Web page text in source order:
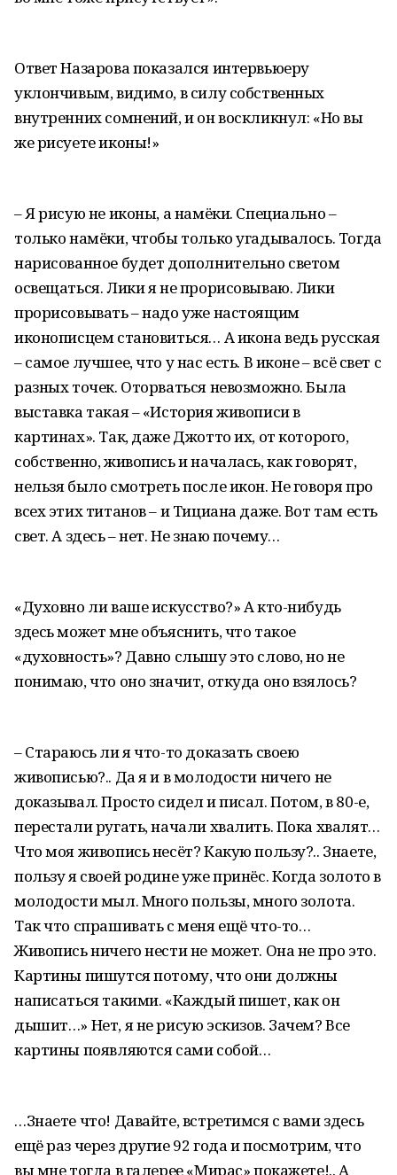
Ответ Назарова показался интервьюеру
уклончивым, видимо, в силу собственных
внутренних сомнений, и он воскликнул: «Но вы
же рисуете иконы!»
– Я рисую не иконы, а намёки. Специально –
только намёки, чтобы только угадывалось. Тогда
нарисованное будет дополнительно светом
освещаться. Лики я не прорисовываю. Лики
прорисовывать – надо уже настоящим
иконописцем становиться… А икона ведь русская
– самое лучшее, что у нас есть. В иконе – всё свет с
разных точек. Оторваться невозможно. Была
выставка такая – «История живописи в
картинах». Так, даже Джотто их, от которого,
собственно, живопись и началась, как говорят,
нельзя было смотреть после икон. Не говоря про
всех этих титанов – и Тициана даже. Вот там есть
свет. А здесь – нет. Не знаю почему…
«Духовно ли ваше искусство?» А кто-нибудь
здесь может мне объяснить, что такое
«духовность»? Давно слышу это слово, но не
понимаю, что оно значит, откуда оно взялось?
– Стараюсь ли я что-то доказать своею
живописью?.. Да я и в молодости ничего не
доказывал. Просто сидел и писал. Потом, в 80-е,
перестали ругать, начали хвалить. Пока хвалят…
Что моя живопись несёт? Какую пользу?.. Знаете,
пользу я своей родине уже принёс. Когда золото в
молодости мыл. Много пользы, много золота.
Так что спрашивать с меня ещё что-то…
Живопись ничего нести не может. Она не про это.
Картины пишутся потому, что они должны
написаться такими. «Каждый пишет, как он
дышит…» Нет, я не рисую эскизов. Зачем? Все
картины появляются сами собой…
…Знаете что! Давайте, встретимся с вами здесь
ещё раз через другие 92 года и посмотрим, что
вы мне тогда в галерее «Мирас» покажете!.. А